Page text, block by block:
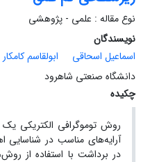
نوع مقاله : علمی - پژوهشی
نویسندگان
اسماعیل اسحاقی
ابولقاسم
دانشگاه صنعتی شاهرود
چکیده
روش توموگرافی الکتریکی یک
آرایه‌های مناسب در شناسایی
در برداشت با استفاده از